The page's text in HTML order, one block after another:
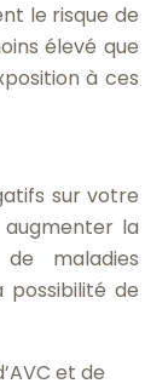
le risque de
élevé que
à ces
sur votre
la
maladies
de
et de